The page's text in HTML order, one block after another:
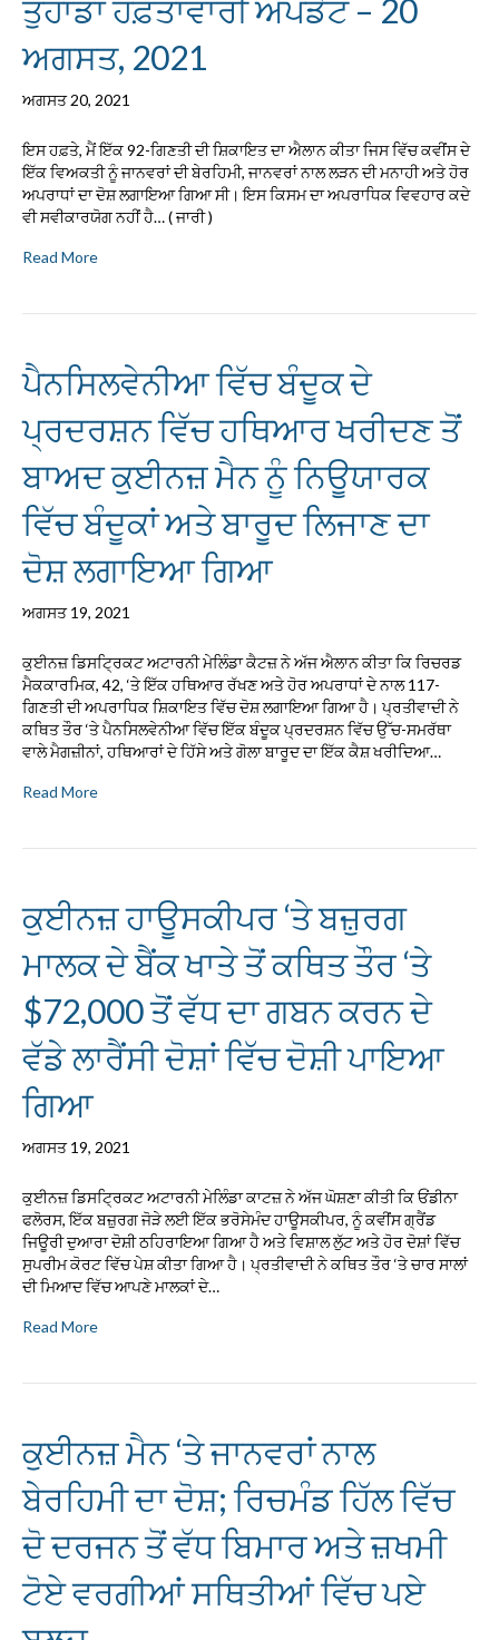
ਤੁਹਾਡਾ ਹਫ਼ਤਾਵਾਰੀ ਅੱਪਡੇਟ – 20
ਅਗਸਤ, 2021
ਅਗਸਤ 20, 2021
ਇਸ ਹਫ਼ਤੇ, ਮੈਂ ਇੱਕ 92-ਗਿਣਤੀ ਦੀ ਸ਼ਿਕਾਇਤ ਦਾ ਐਲਾਨ ਕੀਤਾ ਜਿਸ ਵਿੱਚ ਕਵੀਂਸ ਦੇ
ਇੱਕ ਵਿਅਕਤੀ ਨੂੰ ਜਾਨਵਰਾਂ ਦੀ ਬੇਰਹਿਮੀ, ਜਾਨਵਰਾਂ ਨਾਲ ਲੜਨ ਦੀ ਮਨਾਹੀ ਅਤੇ ਹੋਰ
ਅਪਰਾਧਾਂ ਦਾ ਦੋਸ਼ ਲਗਾਇਆ ਗਿਆ ਸੀ। ਇਸ ਕਿਸਮ ਦਾ ਅਪਰਾਧਿਕ ਵਿਵਹਾਰ ਕਦੇ
ਵੀ ਸਵੀਕਾਰਯੋਗ ਨਹੀਂ ਹੈ… ( ਜਾਰੀ )
Read More
ਪੈਨਸਿਲਵੇਨੀਆ ਵਿੱਚ ਬੰਦੂਕ ਦੇ
ਪ੍ਰਦਰਸ਼ਨ ਵਿੱਚ ਹਥਿਆਰ ਖਰੀਦਣ ਤੋਂ
ਬਾਅਦ ਕੁਈਨਜ਼ ਮੈਨ ਨੂੰ ਨਿਊਯਾਰਕ
ਵਿੱਚ ਬੰਦੂਕਾਂ ਅਤੇ ਬਾਰੂਦ ਲਿਜਾਣ ਦਾ
ਦੋਸ਼ ਲਗਾਇਆ ਗਿਆ
ਅਗਸਤ 19, 2021
ਕੁਈਨਜ਼ ਡਿਸਟ੍ਰਿਕਟ ਅਟਾਰਨੀ ਮੇਲਿੰਡਾ ਕੈਟਜ਼ ਨੇ ਅੱਜ ਐਲਾਨ ਕੀਤਾ ਕਿ ਰਿਚਰਡ
ਮੈਕਕਾਰਮਿਕ, 42, ‘ਤੇ ਇੱਕ ਹਥਿਆਰ ਰੱਖਣ ਅਤੇ ਹੋਰ ਅਪਰਾਧਾਂ ਦੇ ਨਾਲ 117-
ਗਿਣਤੀ ਦੀ ਅਪਰਾਧਿਕ ਸ਼ਿਕਾਇਤ ਵਿੱਚ ਦੋਸ਼ ਲਗਾਇਆ ਗਿਆ ਹੈ। ਪ੍ਰਤੀਵਾਦੀ ਨੇ
ਕਥਿਤ ਤੌਰ ‘ਤੇ ਪੈਨਸਿਲਵੇਨੀਆ ਵਿੱਚ ਇੱਕ ਬੰਦੂਕ ਪ੍ਰਦਰਸ਼ਨ ਵਿੱਚ ਉੱਚ-ਸਮਰੱਥਾ
ਵਾਲੇ ਮੈਗਜ਼ੀਨਾਂ, ਹਥਿਆਰਾਂ ਦੇ ਹਿੱਸੇ ਅਤੇ ਗੋਲਾ ਬਾਰੂਦ ਦਾ ਇੱਕ ਕੈਸ਼ ਖਰੀਦਿਆ…
Read More
ਕੁਈਨਜ਼ ਹਾਊਸਕੀਪਰ ‘ਤੇ ਬਜ਼ੁਰਗ
ਮਾਲਕ ਦੇ ਬੈਂਕ ਖਾਤੇ ਤੋਂ ਕਥਿਤ ਤੌਰ ‘ਤੇ
$72,000 ਤੋਂ ਵੱਧ ਦਾ ਗਬਨ ਕਰਨ ਦੇ
ਵੱਡੇ ਲਾਰੈਂਸੀ ਦੋਸ਼ਾਂ ਵਿੱਚ ਦੋਸ਼ੀ ਪਾਇਆ
ਗਿਆ
ਅਗਸਤ 19, 2021
ਕੁਈਨਜ਼ ਡਿਸਟ੍ਰਿਕਟ ਅਟਾਰਨੀ ਮੇਲਿੰਡਾ ਕਾਟਜ਼ ਨੇ ਅੱਜ ਘੋਸ਼ਣਾ ਕੀਤੀ ਕਿ ਓਂਡੀਨਾ
ਫਲੋਰਸ, ਇੱਕ ਬਜ਼ੁਰਗ ਜੋੜੇ ਲਈ ਇੱਕ ਭਰੋਸੇਮੰਦ ਹਾਊਸਕੀਪਰ, ਨੂੰ ਕਵੀਂਸ ਗ੍ਰੈਂਡ
ਜਿਊਰੀ ਦੁਆਰਾ ਦੋਸ਼ੀ ਠਹਿਰਾਇਆ ਗਿਆ ਹੈ ਅਤੇ ਵਿਸ਼ਾਲ ਲੁੱਟ ਅਤੇ ਹੋਰ ਦੋਸ਼ਾਂ ਵਿੱਚ
ਸੁਪਰੀਮ ਕੋਰਟ ਵਿੱਚ ਪੇਸ਼ ਕੀਤਾ ਗਿਆ ਹੈ। ਪ੍ਰਤੀਵਾਦੀ ਨੇ ਕਥਿਤ ਤੌਰ ‘ਤੇ ਚਾਰ ਸਾਲਾਂ
ਦੀ ਮਿਆਦ ਵਿੱਚ ਆਪਣੇ ਮਾਲਕਾਂ ਦੇ…
Read More
ਕੁਈਨਜ਼ ਮੈਨ ‘ਤੇ ਜਾਨਵਰਾਂ ਨਾਲ
ਬੇਰਹਿਮੀ ਦਾ ਦੋਸ਼; ਰਿਚਮੰਡ ਹਿੱਲ ਵਿੱਚ
ਦੋ ਦਰਜਨ ਤੋਂ ਵੱਧ ਬਿਮਾਰ ਅਤੇ ਜ਼ਖਮੀ
ਟੋਏ ਵਰਗੀਆਂ ਸਥਿਤੀਆਂ ਵਿੱਚ ਪਏ